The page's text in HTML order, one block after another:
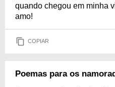
quando chegou em minha
amo!
COPIAR
Poemas para os